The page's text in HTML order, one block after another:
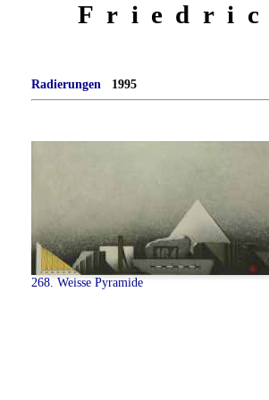
Radierungen 1995
268. Weisse Pyramide